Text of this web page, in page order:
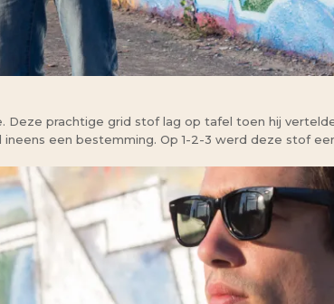
prachtige grid stof lag op tafel toen hij
een bestemming. Op 1-2-3 werd deze stof